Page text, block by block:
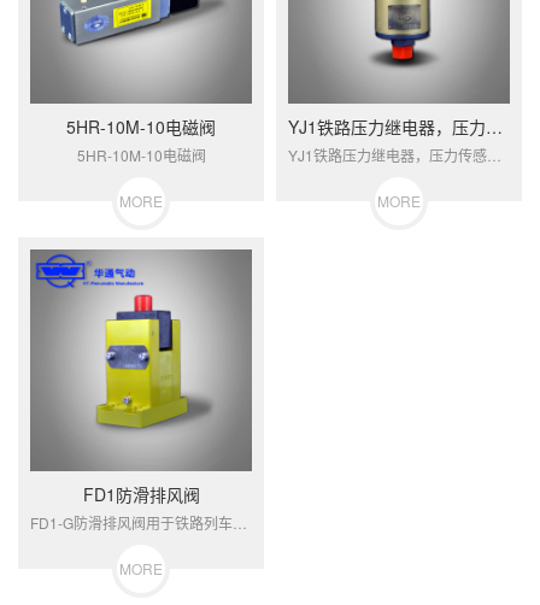
5HR-10M-10电磁阀
5HR-10M-10电磁阀
MORE
YJ1铁路压力继电器，压力传感器
MORE
FD1防滑排风阀
MORE